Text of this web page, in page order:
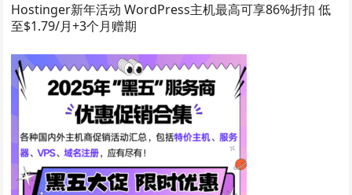
Hostinger新年活动 WordPress主机最高可享86%折扣 低
至$1.79/月+3个月赠期